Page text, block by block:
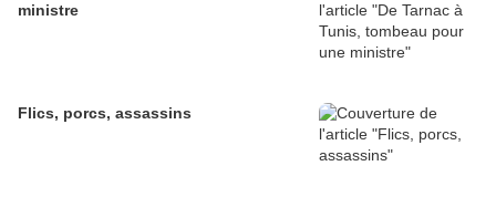
ministre
Flics, porcs, assassins